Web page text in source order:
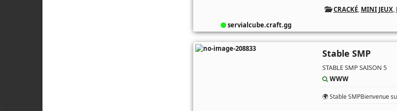
servialcube.craft.gg
CRACKÉ, MINI JEUX,
Stable SMP
STABLE SMP SAISON 5
WWW
🌍 Stable SMPBienvenue